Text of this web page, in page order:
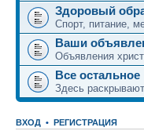
Здоровый
Спорт, питание,
Ваши
Объявления
Все остальное
Здесь
ВХОД • РЕГИСТРАЦИЯ